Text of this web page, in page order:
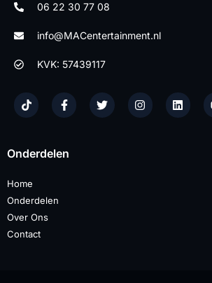
06 22 30 77 08
info@MACentertainment.nl
KVK: 57439117
Onderdelen
Home
Onderdelen
Over Ons
Contact